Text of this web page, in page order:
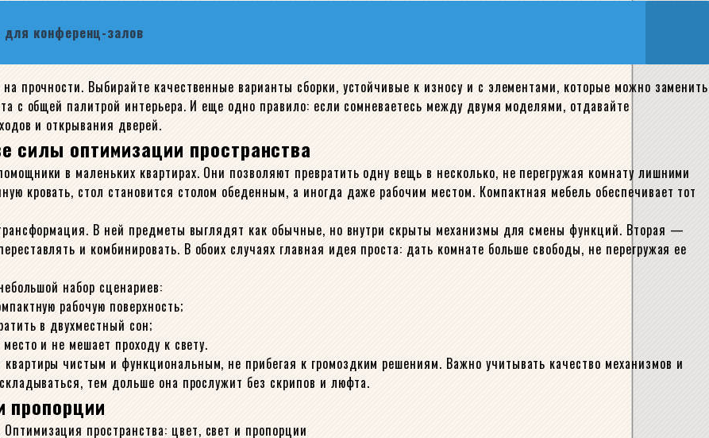
конференц-залов
прочности. Выбирайте качественные варианты сборки, устойчивые к износу и с элементами, которые можно заменить
с общей палитрой интерьера. И еще одно правило: если сомневаетесь между двумя моделями, отдавайте
и открывания дверей.
силы оптимизации пространства
в маленьких квартирах. Они позволяют превратить одну вещь в несколько, не перегружая комнату лишними
кровать, стол становится столом обеденным, а иногда даже рабочим местом. Компактная мебель обеспечивает тот
В ней предметы выглядят как обычные, но внутри скрыты механизмы для смены функций. Вторая —
и комбинировать. В обоих случаях главная идея проста: дать комнате больше свободы, не перегружая ее
набор сценариев:
рабочую поверхность;
в двухместный сон;
и не мешает проходу к свету.
чистым и функциональным, не прибегая к громоздким решениям. Важно учитывать качество механизмов и
тем дольше она прослужит без скрипов и люфта.
пропорции